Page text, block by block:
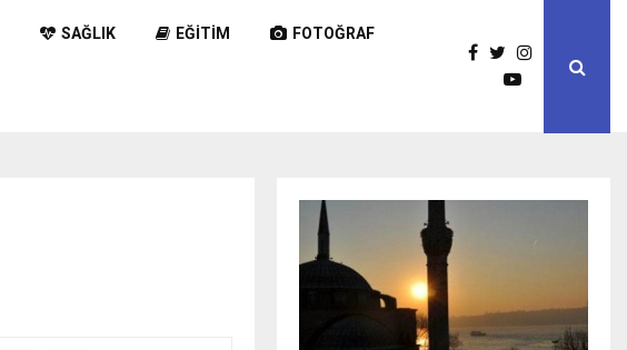
SAĞLIK EĞITIM FOTOĞRAF